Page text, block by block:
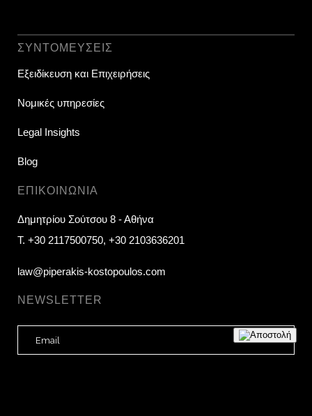
ΣΥΝΤΟΜΕΎΣΕΙΣ
Εξειδίκευση και Επιχειρήσεις
Νομικές υπηρεσίες
Legal Insights
Blog
ΕΠΙΚΟΙΝΩΝΊΑ
Δημητρίου Σούτσου 8 - Αθήνα
T. +30 2117500750, +30 2103636201
law@piperakis-kostopoulos.com
NEWSLETTER
E